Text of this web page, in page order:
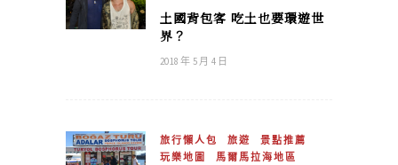
土國背包客 吃土也要環遊世
界？
2018 年 5 月 4 日
旅行懶人包 旅遊
景點推薦
玩樂地圖
馬爾馬拉海地區